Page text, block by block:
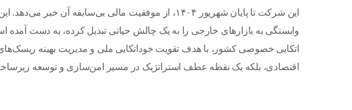
این شرکت تا پایان شهریور ۱۴۰۴، از موفقیت مالی بی‌سابقه
وابستگی به بازارهای خارجی را به یک چالش حیاتی تبدیل کرده، به دست
اتکایی خصوصی کشور، با هدف تقویت خوداتکایی ملی و مدیریت بهینه
اقتصادی، بلکه یک نقطه عطف استراتژیک در مسیر امن‌سازی و توسعه